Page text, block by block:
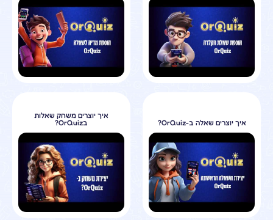
איך יוצרים שאלה ב-OrQuiz?
איך יוצרים משחק שאלות
בOrQuiz?